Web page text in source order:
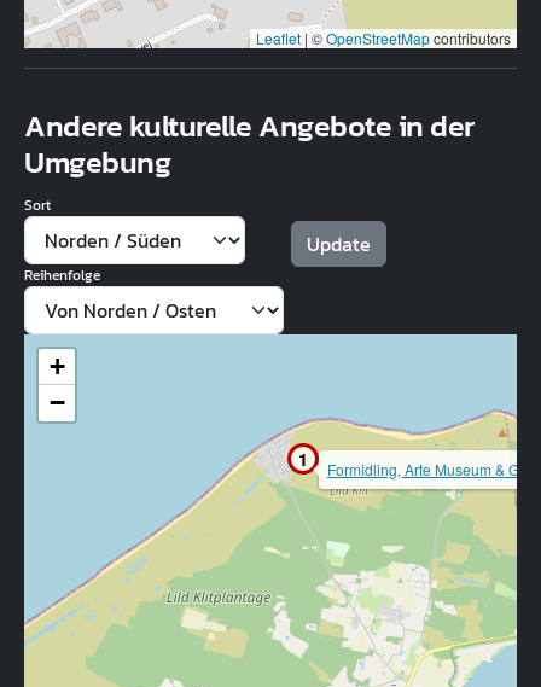
Leaflet | ©OpenStreetMapcontributors
Andere kulturelle Angebote in der
Umgebung
Sort
Reihenfolge
1 Formidling, Arte Museum &
+
−